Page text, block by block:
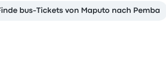
bus-Tickets von Maputo nach Pemba